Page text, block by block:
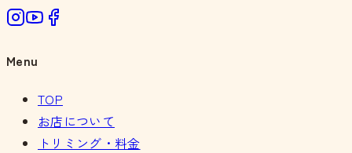
Menu
TOP
お店について
トリミング・料金